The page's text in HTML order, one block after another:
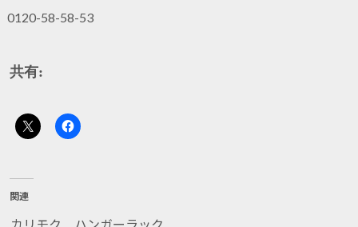
0120-58-58-53
共有:
関連